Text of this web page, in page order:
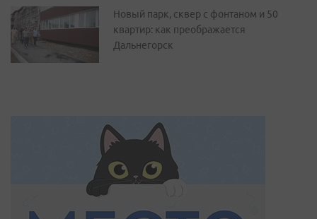
Новый парк, сквер с фонтаном и 50
квартир: как преображается
Дальнегорск